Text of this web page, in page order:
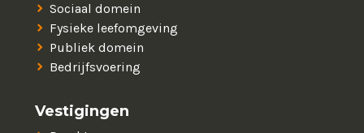
Sociaal domein
Fysieke leefomgeving
Publiek domein
Bedrijfsvoering
Vestigingen